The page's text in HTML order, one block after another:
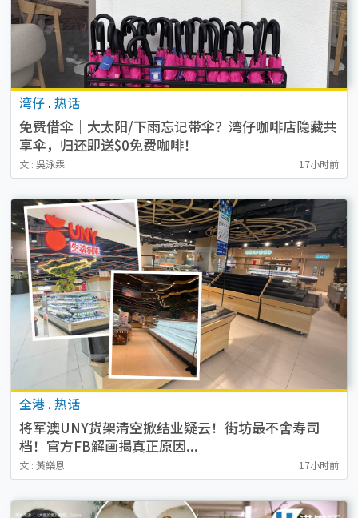
湾仔 . 热话
免费借伞｜大太阳/下雨忘记带伞？湾仔咖啡店隐藏共
享伞，归还即送$0免费咖啡！
文 : 吳泳霖 17小时前
全港 . 热话
将军澳UNY货架清空掀结业疑云！街坊最不舍寿司
档！官方FB解画揭真正原因...
文 : 黃樂恩 17小时前